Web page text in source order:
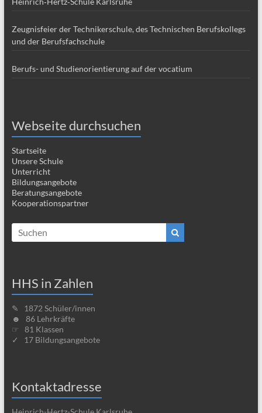
Zeugnisfeier der Technikerschule, des Technischen Berufskollegs
und der Berufsfachschule
Berufs- und Studienorientierung auf der vocatium
Webseite durchsuchen
Startseite
Unsere Schule
Unterricht
Bildungsangebote
Beratungsangebote
Kooperationspartner
HHS in Zahlen
✎ 1872 Schüler/innen
☻ 86 Lehrkräfte
☞ 81 Klassen
✓ 17 Bildungsangebote
Kontaktadresse